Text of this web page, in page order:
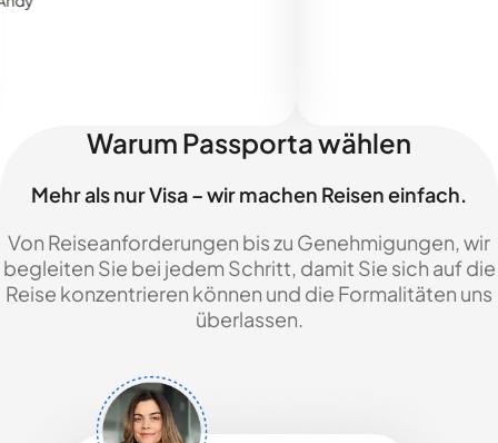
Warum Passporta wählen
Mehr als nur Visa – wir machen Reisen einfach.
Von Reiseanforderungen bis zu Genehmigungen, wir
begleiten Sie bei jedem Schritt, damit Sie sich auf die
Reise konzentrieren können und die Formalitäten uns
überlassen.